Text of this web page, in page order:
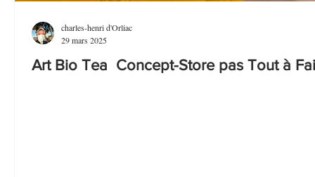
Art Bio Tea Concept-Store pas Tout à
charles-henri d'Orliac
29 mars 2025